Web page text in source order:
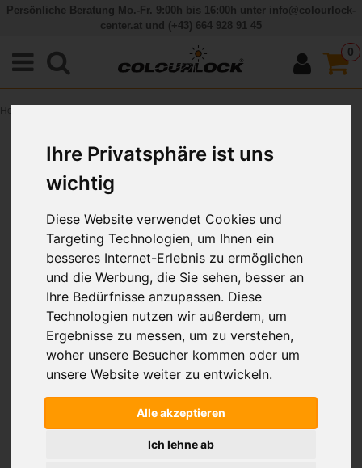
Ihre Privatsphäre ist uns
wichtig
Diese Website verwendet Cookies und
Targeting Technologien, um Ihnen ein
besseres Internet-Erlebnis zu ermöglichen
und die Werbung, die Sie sehen, besser an
Ihre Bedürfnisse anzupassen. Diese
Technologien nutzen wir außerdem, um
Ergebnisse zu messen, um zu verstehen,
woher unsere Besucher kommen oder um
unsere Website weiter zu entwickeln.
Alle akzeptieren
Ich lehne ab
Persönliche Beratung Mo.-Fr. 9:00h bis 16:00h unter info@colourlock-
center.at und (+43) 664 928 91 45
0
Home